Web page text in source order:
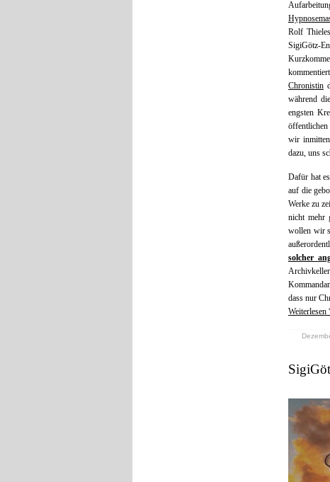
Rolf
SigiGötz-
Chronistin
während
engsten
wir
dazu, uns
Dafür hat
auf die
Werke zu
nicht mehr
wollen wir
solcher
dass nur